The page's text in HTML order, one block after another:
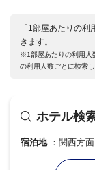
「1部屋あたりの
きます。
※1部屋あたりの利用人
の利用人数ごとに検索し
ホテル検
宿泊地 関西方